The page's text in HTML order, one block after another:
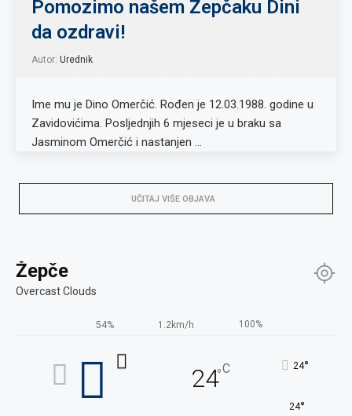
Pomozimo našem Žepčaku Dini
da ozdravi!
Autor: Urednik
Ime mu je Dino Omerčić. Rođen je 12.03.1988. godine u
Zavidovićima. Posljednjih 6 mjeseci je u braku sa
Jasminom Omerčić i nastanjen …
UČITAJ VIŠE OBJAVA
Žepče
Overcast Clouds
54% 1.2km/h 100%
24°C 24°
24°